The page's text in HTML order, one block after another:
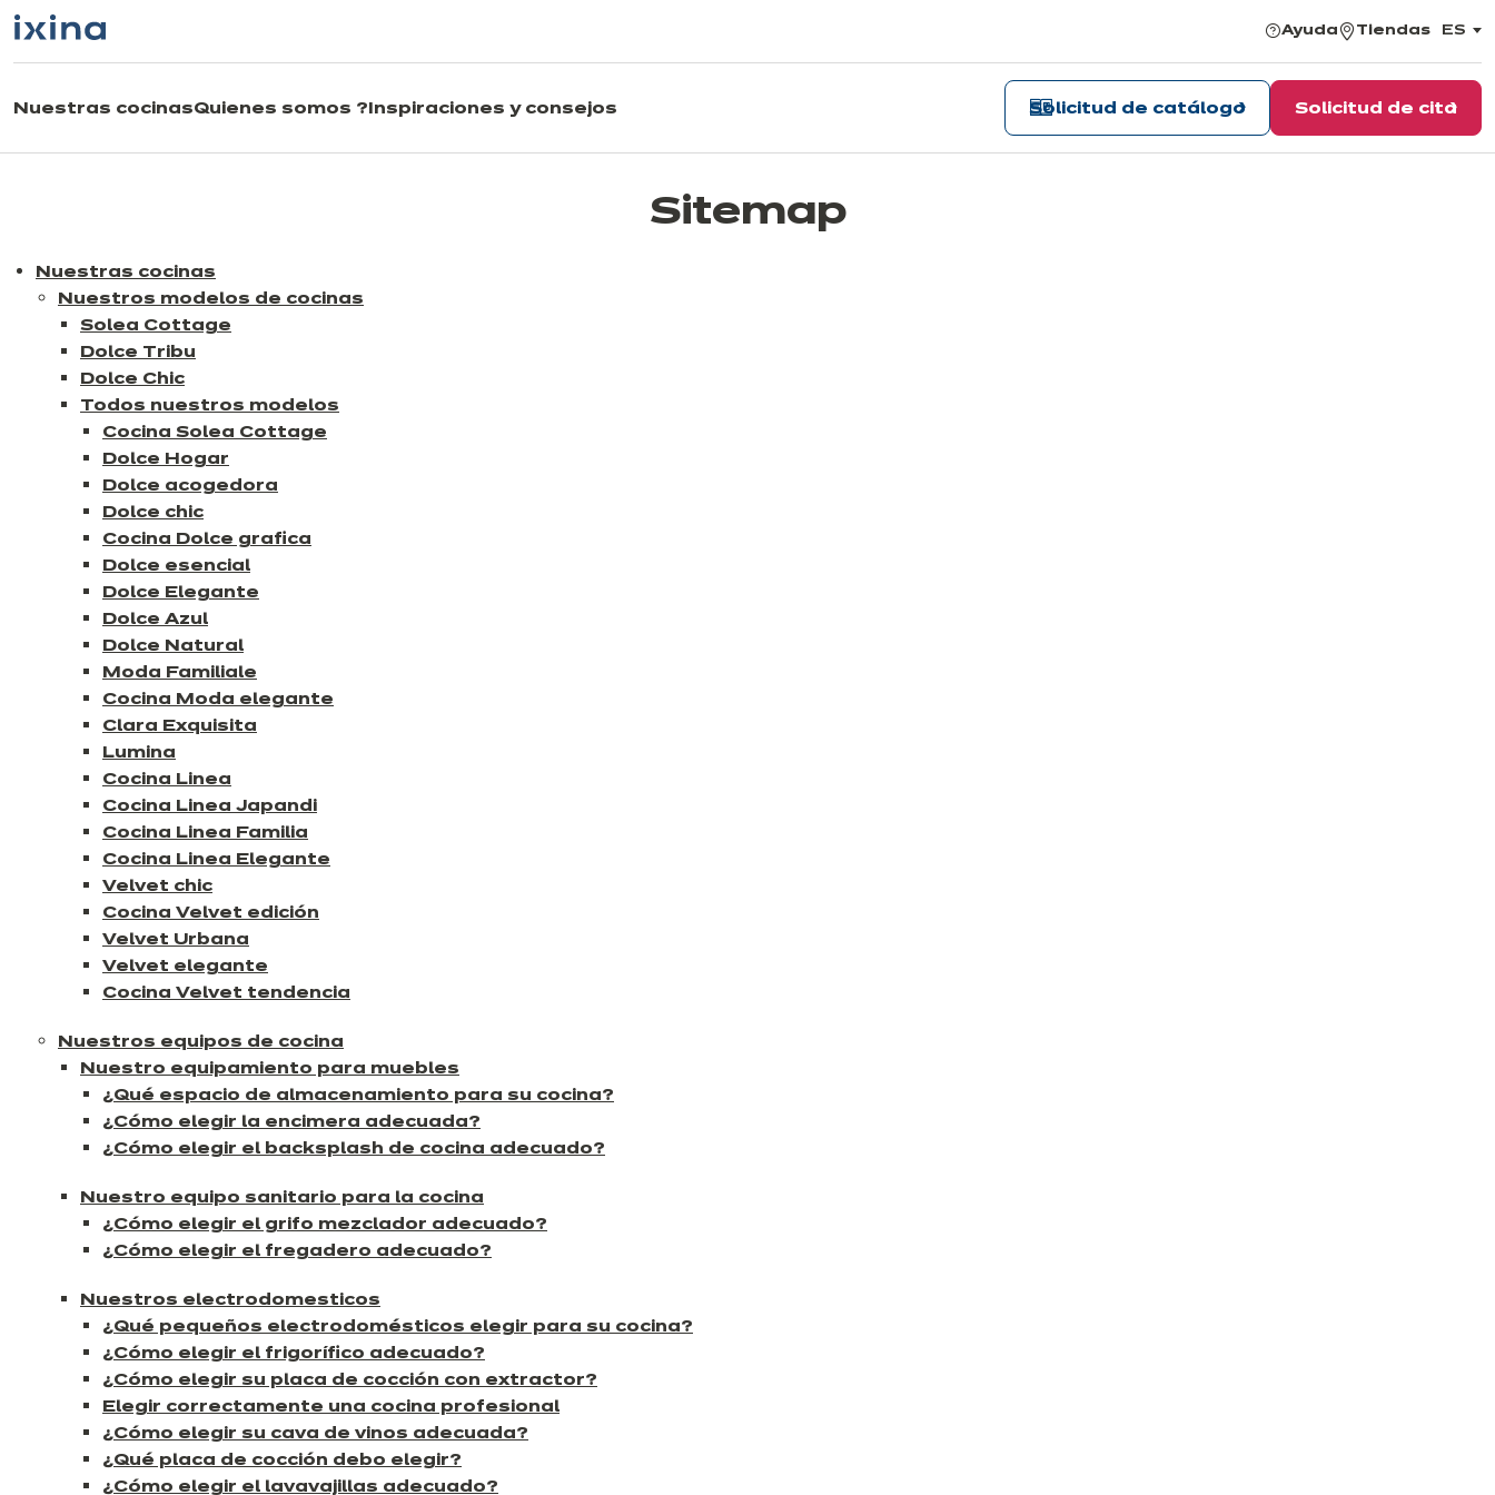
Ir a la navegación
Ir al contenido principal
Ayuda Tiendas ES
,
Nuestras cocinasQuienes somos ? Inspiraciones y consejos Solicitud de cita
Solicitud de catálogo
Sitemap
Nuestras cocinas
Nuestros modelos de cocinas
Solea Cottage
Dolce Tribu
Dolce Chic
Todos nuestros modelos
Cocina Solea Cottage
Dolce Hogar
Dolce acogedora
Dolce chic
Cocina Dolce grafica
Dolce esencial
Dolce Elegante
Dolce Azul
Dolce Natural
Moda Familiale
Cocina Moda elegante
Clara Exquisita
Lumina
Cocina Linea
Cocina Linea Japandi
Cocina Linea Familia
Cocina Linea Elegante
Velvet chic
Cocina Velvet edición
Velvet Urbana
Velvet elegante
Cocina Velvet tendencia
Nuestros equipos de cocina
Nuestro equipamiento para muebles
¿Qué espacio de almacenamiento para su cocina?
¿Cómo elegir la encimera adecuada?
¿Cómo elegir el backsplash de cocina adecuado?
Nuestro equipo sanitario para la cocina
¿Cómo elegir el grifo mezclador adecuado?
¿Cómo elegir el fregadero adecuado?
Nuestros electrodomesticos
¿Qué pequeños electrodomésticos elegir para su cocina?
¿Cómo elegir el frigorífico adecuado?
¿Cómo elegir su placa de cocción con extractor?
Elegir correctamente una cocina profesional
¿Cómo elegir su cava de vinos adecuada?
¿Qué placa de cocción debo elegir?
¿Cómo elegir el lavavajillas adecuado?